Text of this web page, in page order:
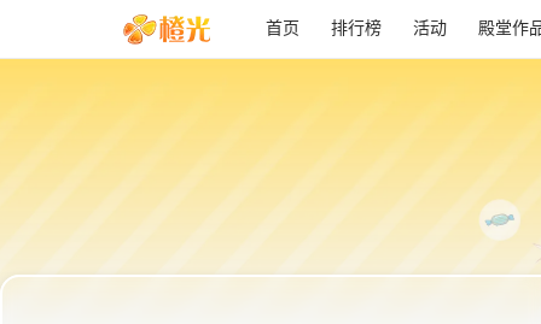
首页 排行榜 活动 殿堂作